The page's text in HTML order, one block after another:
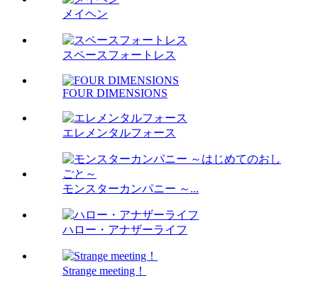
メイヘン
スペースフォートレス
FOUR DIMENSIONS
エレメンタルフォース
モンスターカンパニー ～...
ハロー・アナザーライフ
Strange meeting！